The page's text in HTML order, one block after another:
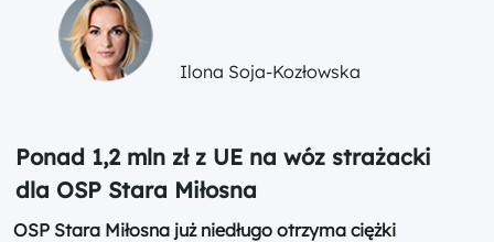
Ilona Soja-Kozłowska
Ponad 1,2 mln zł z UE na wóz strażacki
dla OSP Stara Miłosna
OSP Stara Miłosna już niedługo otrzyma ciężki